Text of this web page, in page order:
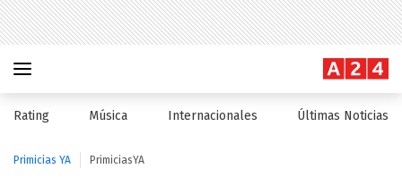
Rating Música Internacionales Últimas Noticias
Primicias YA PrimiciasYA